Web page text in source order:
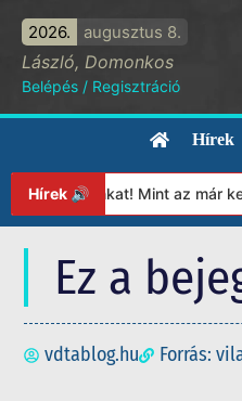
2026. augusztus 8.
László, Domonkos
Belépés / Regisztráció
Hírek
Hírek 🔊 Mint az már
Ez a
vdtablog.hu Forrás: